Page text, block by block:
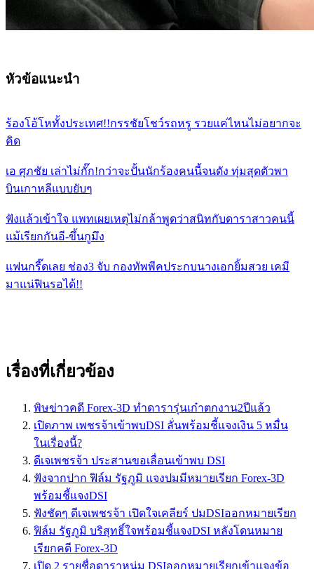
หัวข้อแนะนำ
ร้องโอ้โหทั้งประเทศ!!กรรชัยโชว์รถหรู รวยแค่ไหนไม่อยากจะ
คิด
เอ ศุภชัย เล่าไม่กั๊ก!กว่าจะปั้นนักร้องคนนี้จนดัง ทุ่มสุดตัวพา
บินเกาหลีแบบยับๆ
ฟังแล้วเข้าใจ แพทเผยเหตุไม่กล้าพูดว่าสนิทกับดาราสาวคนนี้
แม้เรียกกันอี-ขึ้นกูมึง
แฟนกรี๊ดเลย ช่อง3 จับ กองทัพพีคประกบนางเอกยิ้มสวย เคมี
มาแน่ฟินรอได้!!
เรื่องที่เกี่ยวข้อง
พิษข่าวคดี Forex-3D ทำดารารุ่นเก๋าตกงาน2ปีแล้ว
เปิดภาพ เพชรจ้าเข้าพบDSI ลั่นพร้อมชี้แจงเงิน 5 หมื่น
ในเรื่องนี้?
ดีเจเพชรจ้า ประสานขอเลื่อนเข้าพบ DSI
ฟังจากปาก ฟิล์ม รัฐภูมิ แจงปมมีหมายเรียก Forex-3D
พร้อมชี้แจงDSI
ฟังชัดๆ ดีเจเพชรจ้า เปิดใจเคลียร์ ปมDSIออกหมายเรียก
ฟิล์ม รัฐภูมิ บริสุทธิ์ใจพร้อมชี้แจงDSI หลังโดนหมาย
เรียกคดี Forex-3D
เปิด 2 รายชื่อดาราหนุ่ม DSIออกหมายเรียกเข้าแจงข้อ